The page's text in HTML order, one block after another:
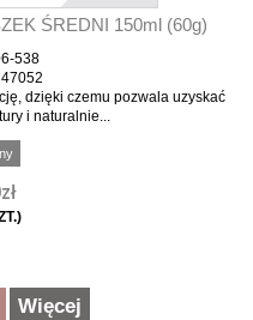
ŚREDNI 150ml (60g)
538
dzięki czemu pozwala uzyskać
i naturalnie...
Więcej